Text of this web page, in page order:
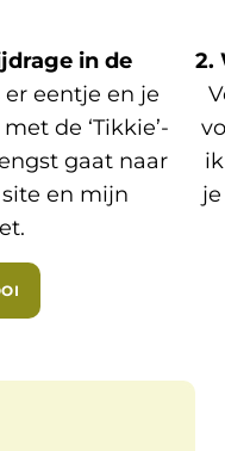
in de
er eentje en je
de ‘Tikkie’-
gaat naar
en mijn
2.